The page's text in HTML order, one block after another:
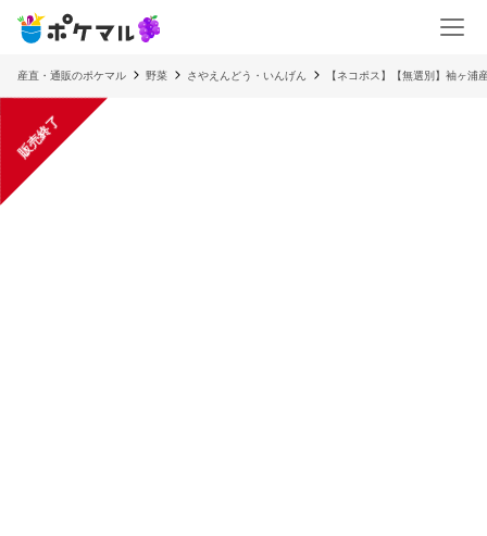
産直・通販のポケマル 野菜 さやえんどう・いんげん 【ネコポス】【無選別】袖ヶ浦
販売終了